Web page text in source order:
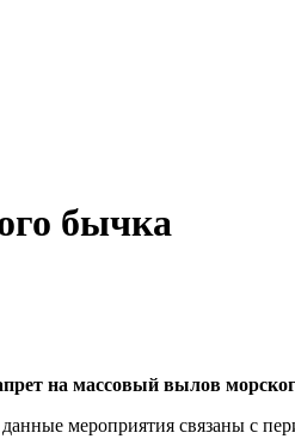
бычка
на массовый вылов
мероприятия связаны с